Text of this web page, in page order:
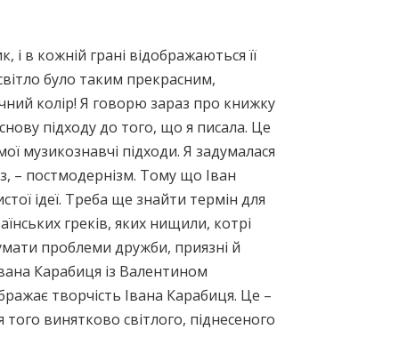
і в кожній грані відображаються її
було таким прекрасним,
колір! Я говорю зараз про книжку
підходу до того, що я писала. Це
музикознавчі підходи. Я задумалася
– постмодернізм. Тому що Іван
ідеї. Треба ще знайти термін для
греків, яких нищили, котрі
проблеми дружби, приязні й
Карабиця із Валентином
творчість Івана Карабиця. Це –
винятково світлого, піднесеного